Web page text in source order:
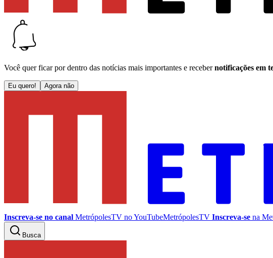
Você quer ficar por dentro das notícias mais importantes e receber notificações em
Eu quero! Agora não
Inscreva-se no canal MetrópolesTV noYouTubeMetrópolesTV Inscreva-se na
Busca